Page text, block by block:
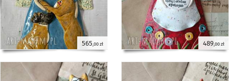
565 ,00 zł 489,00 zł